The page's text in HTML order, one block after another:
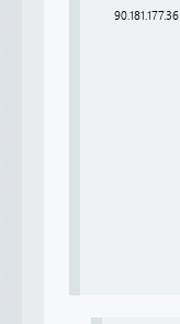
90.181.177.36